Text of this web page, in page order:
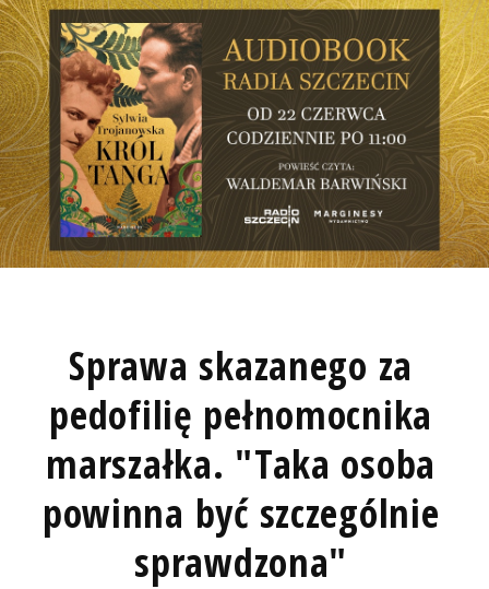
Sprawa skazanego za
pedofilię pełnomocnika
marszałka. "Taka osoba
powinna być szczególnie
sprawdzona"